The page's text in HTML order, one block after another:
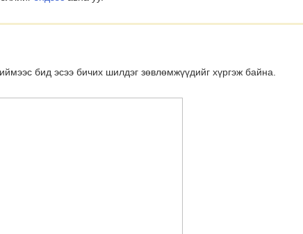
бид эсээ бичих шилдэг зөвлөмжүүдийг хүргэж байна.